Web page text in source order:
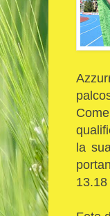
la